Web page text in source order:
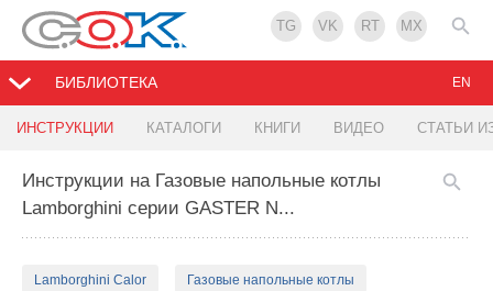
TG VK RT MX
БИБЛИОТЕКА
ИНСТРУКЦИИ КАТАЛОГИ КНИГИ ВИДЕО СТАТЬИ
EN
Инструкции на Газовые напольные котлы
Lamborghini серии GASTER N...
Lamborghini Calor Газовые напольные котлы